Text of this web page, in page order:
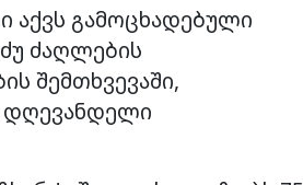
აქვს გამოცხადებული
ძაღლების
შემთხვევაში,
დღევანდელი